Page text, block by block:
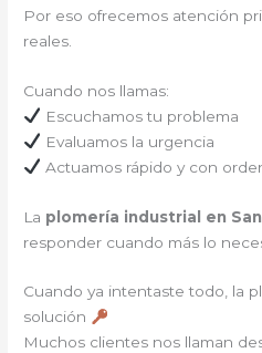
Por eso ofrecemos atención
reales.
Cuando nos llamas:
Escuchamos tu problema
Evaluamos la urgencia
Actuamos rápido y con
La plomería industrial en
responder cuando más lo
Cuando ya intentaste todo, la
solución
Muchos clientes nos llaman